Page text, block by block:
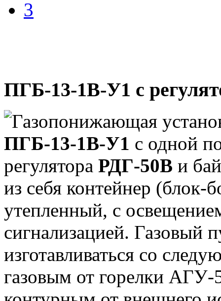
3
ПГБ-13-1В-У1 с
Газопонижающая
ПГБ-13-1В-У1 с одной
регулятора РДГ-50В и
из себя контейнер (блок-
утепленный, с
сигнализацией.
изготавливаться со
газовым от горелки